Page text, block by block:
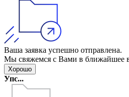
Ваша заявка успешно отправлена.
Мы свяжемся с Вами в ближайшее
Хорошо
Упс...